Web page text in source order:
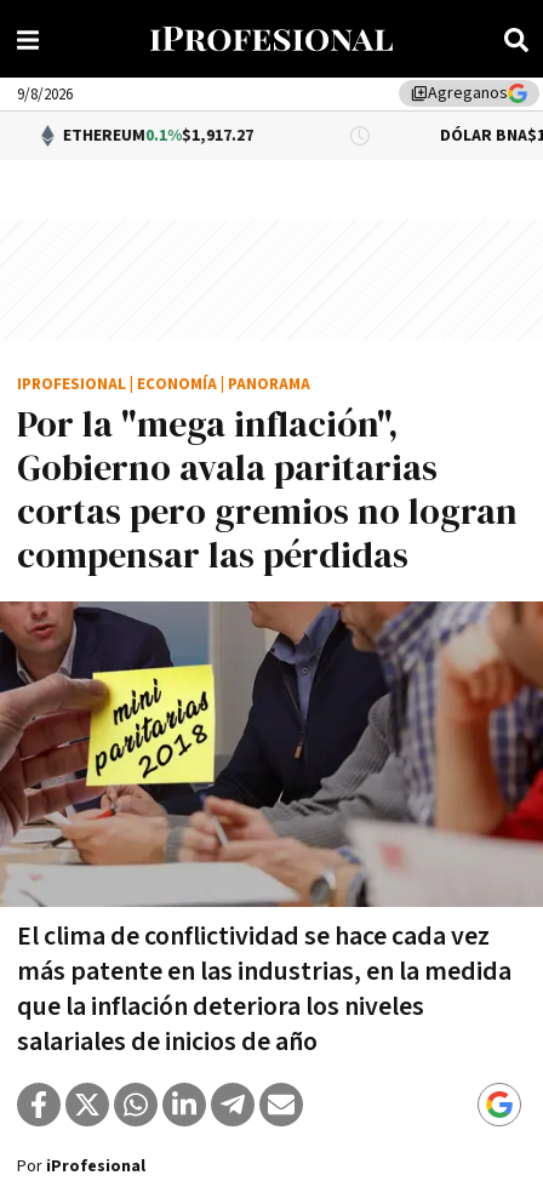
library_addAgreganos
9/8/2026
0.1%$1,917.27 DÓLAR BNA $1,520.00
Por la "mega inflación",
Gobierno avala paritarias
cortas pero gremios no logran
compensar las pérdidas
El clima de conflictividad se hace cada vez
más patente en las industrias, en la medida
que la inflación deteriora los niveles
salariales de inicios de año
IPROFESIONAL ECONOMÍA PANORAMA
Por iProfesional